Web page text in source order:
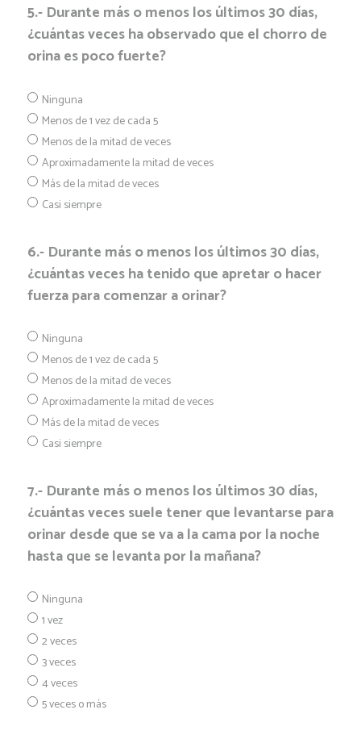
5.- Durante más o menos los últimos 30 días,
¿cuántas veces ha observado que el chorro de
orina es poco fuerte?
Ninguna
Menos de 1 vez de cada 5
Menos de la mitad de veces
Aproximadamente la mitad de veces
Más de la mitad de veces
Casi siempre
6.- Durante más o menos los últimos 30 días,
¿cuántas veces ha tenido que apretar o hacer
fuerza para comenzar a orinar?
Ninguna
Menos de 1 vez de cada 5
Menos de la mitad de veces
Aproximadamente la mitad de veces
Más de la mitad de veces
Casi siempre
7.- Durante más o menos los últimos 30 días,
¿cuántas veces suele tener que levantarse para
orinar desde que se va a la cama por la noche
hasta que se levanta por la mañana?
Ninguna
1 vez
2 veces
3 veces
4 veces
5 veces o más